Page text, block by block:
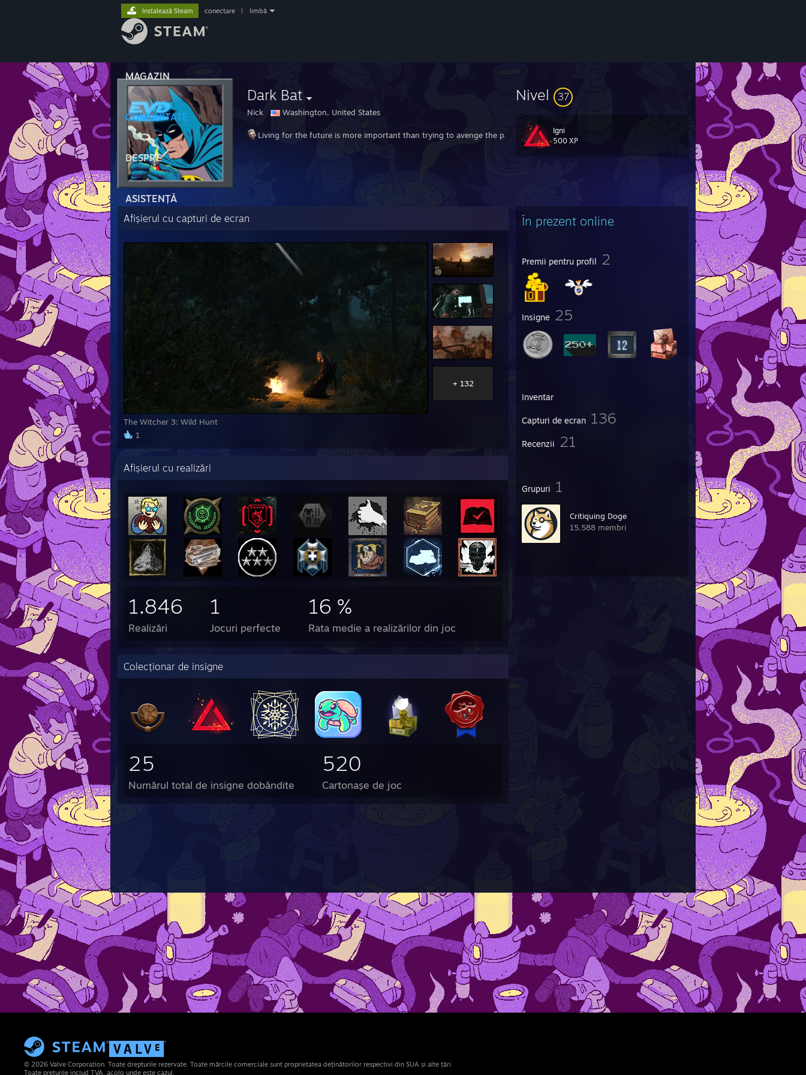
MAGAZIN
COMUNITATE
DESPRE
ASISTENȚĂ
Instalează Steam conectare limbă
Dark Bat
Nick Washington, United States
Living for the future is more important than trying to avenge the past.
Nivel 37
Igni
500 XP
În prezent online
Premii pentru profil 2
Insigne 25
Inventar
Capturi de ecran 136
Recenzii 21
Grupuri 1
Critiquing Doge
15.588 membri
Afișierul cu capturi de ecran
The Witcher 3: Wild Hunt
1
+ 132
Afișierul cu realizări
1.846
Realizări
1
Jocuri perfecte
16 %
Rata medie a realizărilor din joc
Colecționar de insigne
25
Numărul total de insigne dobândite
520
Cartonașe de joc
© 2026 Valve Corporation. Toate drepturile rezervate. Toate mărcile comerciale sunt proprietatea deținătorilor respectivi din SUA și alte țări.
Toate prețurile includ TVA, acolo unde este cazul.